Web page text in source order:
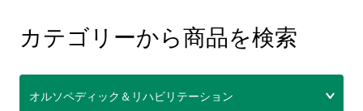
カテゴリーから商品を検索
オルソペディック＆リハビリテーション